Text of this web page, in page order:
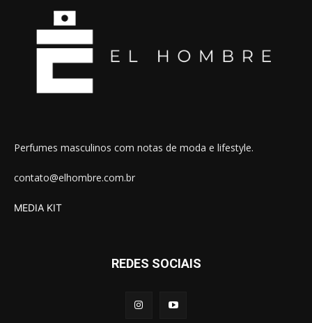
Perfumes masculinos com notas de moda e lifestyle.
contato@elhombre.com.br
MEDIA KIT
REDES SOCIAIS